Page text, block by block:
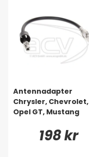
Antennadapter
Chrysler, Chevrolet,
Opel GT, Mustang
198 kr